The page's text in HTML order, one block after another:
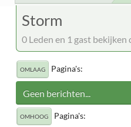
Storm
0 Leden en 1 gast bekijken
OMLAAG Pagina's
Geen berichten...
OMHOOG Pagina's